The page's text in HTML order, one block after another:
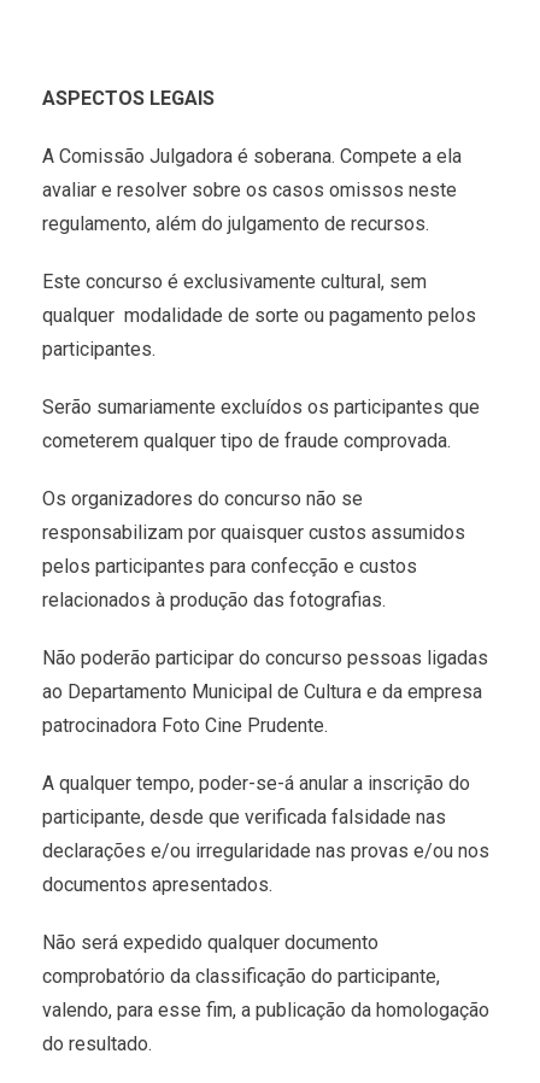
ASPECTOS LEGAIS
A Comissão Julgadora é soberana. Compete a ela
avaliar e resolver sobre os casos omissos neste
regulamento, além do julgamento de recursos.
Este concurso é exclusivamente cultural, sem
qualquer modalidade de sorte ou pagamento pelos
participantes.
Serão sumariamente excluídos os participantes que
cometerem qualquer tipo de fraude comprovada.
Os organizadores do concurso não se
responsabilizam por quaisquer custos assumidos
pelos participantes para confecção e custos
relacionados à produção das fotografias.
Não poderão participar do concurso pessoas ligadas
ao Departamento Municipal de Cultura e da empresa
patrocinadora Foto Cine Prudente.
A qualquer tempo, poder-se-á anular a inscrição do
participante, desde que verificada falsidade nas
declarações e/ou irregularidade nas provas e/ou nos
documentos apresentados.
Não será expedido qualquer documento
comprobatório da classificação do participante,
valendo, para esse fim, a publicação da homologação
do resultado.